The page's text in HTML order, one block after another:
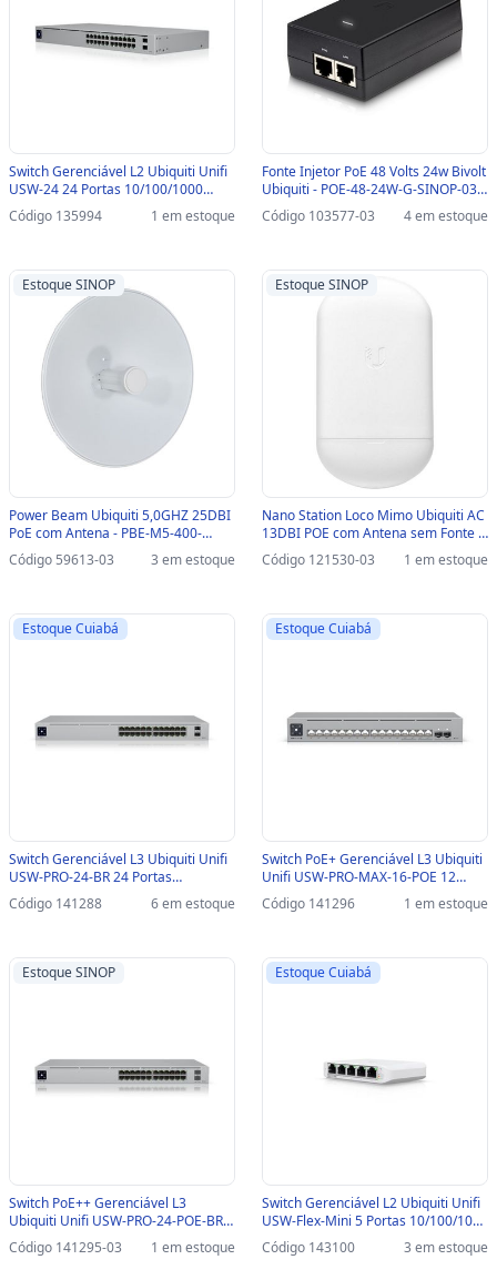
Switch Gerenciável L2 Ubiquiti Unifi
USW-24 24 Portas 10/100/1000
Mbps + 2 SFP 1G - USW-24
Código 135994 1 em estoque
Fonte Injetor PoE 48 Volts 24w Bivolt
Ubiquiti - POE-48-24W-G-SINOP-03 -
POE-48-24W-G
Código 103577-03 4 em estoque
Estoque SINOP
Power Beam Ubiquiti 5,0GHZ 25DBI
PoE com Antena - PBE-M5-400-
SINOP-03 - PBE-M5-400
Código 59613-03 3 em estoque
Estoque SINOP
Nano Station Loco Mimo Ubiquiti AC
13DBI POE com Antena sem Fonte -
LOCO5-AC-SINOP-03 - LOCO-5AC
Código 121530-03 1 em estoque
Estoque Cuiabá
Switch Gerenciável L3 Ubiquiti Unifi
USW-PRO-24-BR 24 Portas
10/100/1000 Mbps + 2 SFP 10G -
USW-PRO-24-BR
Código 141288 6 em estoque
Estoque Cuiabá
Switch PoE+ Gerenciável L3 Ubiquiti
Unifi USW-PRO-MAX-16-POE 12
Portas 10/100/1000 Mbps + 4 Portas
2.5 + 2 SFP 10G - USW-PRO-MAX-16-
Código 141296 1 em estoque
Estoque SINOP
Switch PoE++ Gerenciável L3
Ubiquiti Unifi USW-PRO-24-POE-BR
24 Portas 10/100/1000 Mbps + 2 SFP
10G-SINOP-03 - USW-PRO-24-POE-
Código 141295-03 1 em estoque
Estoque Cuiabá
Switch Gerenciável L2 Ubiquiti Unifi
USW-Flex-Mini 5 Portas 10/100/1000
Mbps - USW-FLEX-MINI
Código 143100 3 em estoque